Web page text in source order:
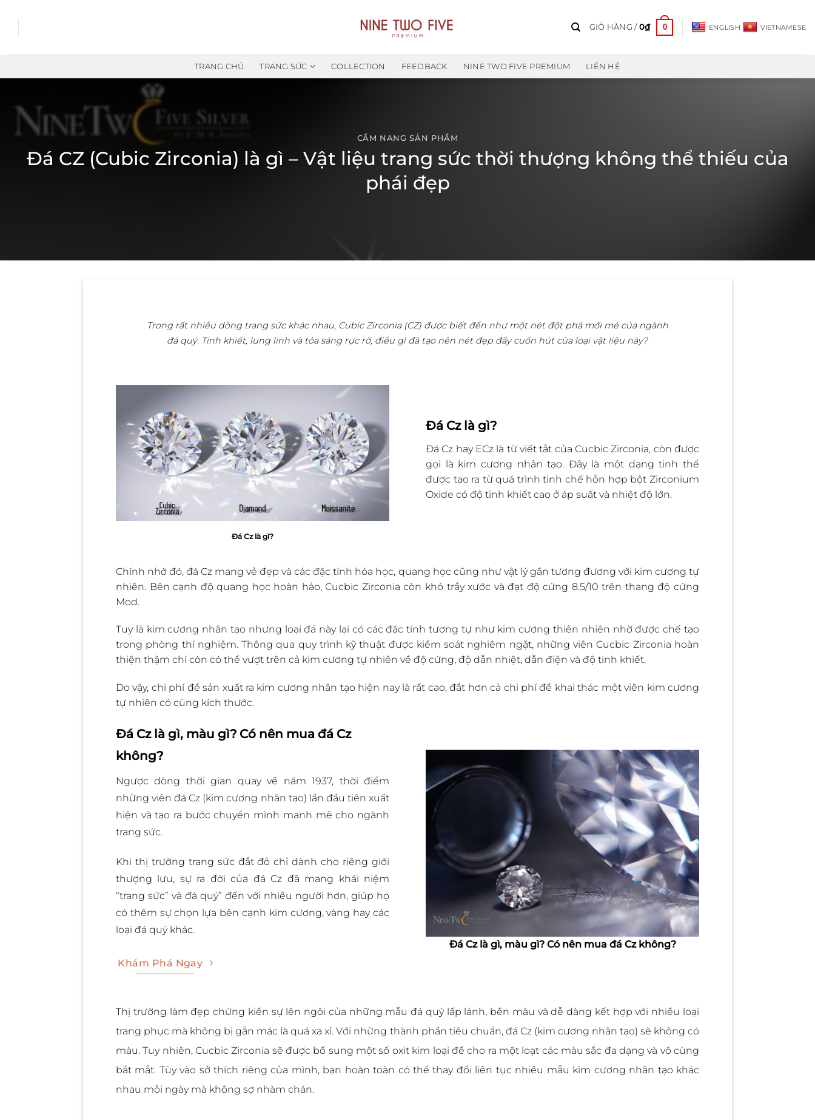
đến
dung
GIỎ HÀNG / 0₫ 0 ENGLISH VIETNAMESE
TRANG CHỦ TRANG SỨC COLLECTION FEEDBACK NINE TWO FIVE PREMIUM LIÊN HỆ
CẨM NANG SẢN PHẨM
Đá CZ (Cubic Zirconia) là gì – Vật liệu trang sức thời thượng không thể thiếu của
phái đẹp
Trong rất nhiều dòng trang sức khác nhau, Cubic Zirconia (CZ) được biết đến như một nét đột phá mới mẻ của ngành
đá quý. Tinh khiết, lung linh và tỏa sáng rực rỡ, điều gì đã tạo nên nét đẹp đầy cuốn hút của loại vật liệu này?
Đá Cz là gì?
Đá Cz là gì?
Đá Cz hay ECz là từ viết tắt của Cucbic Zirconia, còn được
gọi là kim cương nhân tạo. Đây là một dạng tinh thể
được tạo ra từ quá trình tinh chế hỗn hợp bột Zirconium
Oxide có độ tinh khiết cao ở áp suất và nhiệt độ lớn.
Chính nhờ đó, đá Cz mang vẻ đẹp và các đặc tính hóa học, quang học cũng như vật lý gần tương đương với kim cương tự
nhiên. Bên cạnh độ quang học hoàn hảo, Cucbic Zirconia còn khó trầy xước và đạt độ cứng 8.5/10 trên thang độ cứng
Mod.
Tuy là kim cương nhân tạo nhưng loại đá này lại có các đặc tính tương tự như kim cương thiên nhiên nhờ được chế tạo
trong phòng thí nghiệm. Thông qua quy trình kỹ thuật được kiểm soát nghiêm ngặt, những viên Cucbic Zirconia hoàn
thiện thậm chí còn có thể vượt trên cả kim cương tự nhiên về độ cứng, độ dẫn nhiệt, dẫn điện và độ tinh khiết.
Do vậy, chi phí để sản xuất ra kim cương nhân tạo hiện nay là rất cao, đắt hơn cả chi phí để khai thác một viên kim cương
tự nhiên có cùng kích thước.
Đá Cz là gì, màu gì? Có nên mua đá Cz
không?
Ngược dòng thời gian quay về năm 1937, thời điểm
những viên đá Cz (kim cương nhân tạo) lần đầu tiên xuất
hiện và tạo ra bước chuyển mình manh mẽ cho ngành
trang sức.
Khi thị trường trang sức đắt đỏ chỉ dành cho riêng giới
thượng lưu, sự ra đời của đá Cz đã mang khái niệm
“trang sức” và đá quý” đến với nhiều người hơn, giúp họ
có thêm sự chọn lựa bên cạnh kim cương, vàng hay các
loại đá quý khác.
Khám Phá Ngay
Đá Cz là gì, màu gì? Có nên mua đá Cz không?
Thị trường làm đẹp chứng kiến sự lên ngôi của những mẫu đá quý lấp lánh, bền màu và dễ dàng kết hợp với nhiều loại
trang phục mà không bị gắn mác là quá xa xỉ. Với những thành phần tiêu chuẩn, đá Cz (kim cương nhân tạo) sẽ không có
màu. Tuy nhiên, Cucbic Zirconia sẽ được bổ sung một số oxit kim loại để cho ra một loạt các màu sắc đa dạng và vô cùng
bắt mắt. Tùy vào sở thích riêng của mình, bạn hoàn toàn có thể thay đổi liên tục nhiều mẫu kim cương nhân tạo khác
nhau mỗi ngày mà không sợ nhàm chán.